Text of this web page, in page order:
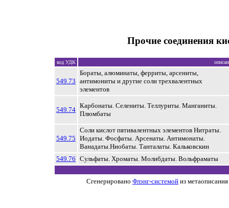
Прочие соединения
код УДК
549.73
Бораты, алюминаты, ферриты, арсениты,
антимониты и другие соли трехвалентных
элементов
549.74
Карбонаты. Селениты. Теллуриты. Манганиты.
Плюмбаты
549.75
Соли кислот пятивалентных элементов Нитраты.
Иодаты. Фосфаты. Арсенаты. Антимонаты.
Ванадаты.Ниобаты. Танталаты. Кальковскин
549.76 Сульфаты. Хроматы. Молибдаты. Вольфраматы
Сгенерировано Флэнг-системой из